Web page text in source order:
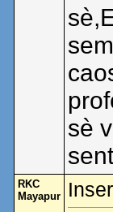
sè
RKC
Mayapur